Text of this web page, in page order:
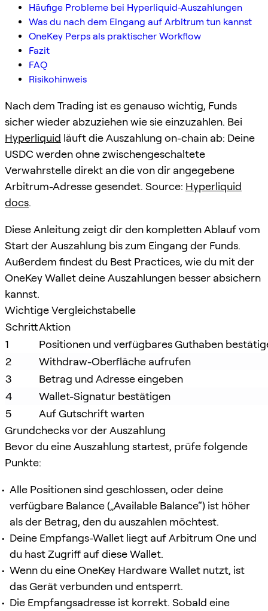
Häufige Probleme bei Hyperliquid-Auszahlungen
Was du nach dem Eingang auf Arbitrum tun kannst
OneKey Perps als praktischer Workflow
Fazit
FAQ
Risikohinweis
Nach dem Trading ist es genauso wichtig, Funds
sicher wieder abzuziehen wie sie einzuzahlen. Bei
Hyperliquid läuft die Auszahlung on-chain ab: Deine
USDC werden ohne zwischengeschaltete
Verwahrstelle direkt an die von dir angegebene
Arbitrum-Adresse gesendet. Source: Hyperliquid
docs.
Diese Anleitung zeigt dir den kompletten Ablauf vom
Start der Auszahlung bis zum Eingang der Funds.
Außerdem findest du Best Practices, wie du mit der
OneKey Wallet deine Auszahlungen besser absichern
kannst.
Wichtige Vergleichstabelle
SchrittAktion
1
Positionen und verfügbares Guthaben
2
Withdraw-Oberfläche aufrufen
3
Betrag und Adresse eingeben
4
Wallet-Signatur bestätigen
5
Auf Gutschrift warten
Grundchecks vor der Auszahlung
Bevor du eine Auszahlung startest, prüfe folgende
Punkte:
Alle Positionen sind geschlossen, oder deine
verfügbare Balance („Available Balance“) ist höher
als der Betrag, den du auszahlen möchtest.
Deine Empfangs-Wallet liegt auf Arbitrum One und
du hast Zugriff auf diese Wallet.
Wenn du eine OneKey Hardware Wallet nutzt, ist
das Gerät verbunden und entsperrt.
Die Empfangsadresse ist korrekt. Sobald eine